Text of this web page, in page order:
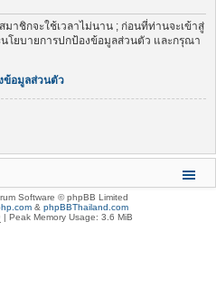
าชิกจะใช้เวลาไม่นาน ; ก่อนที่ท่านจะเข้าสู่
โยบายการปกป้องข้อมูลส่วนตัว และกรุณา
ข้อมูลส่วนตัว
Software © phpBB Limited
& phpBBThailand.com
| Peak Memory Usage: 3.6 MiB